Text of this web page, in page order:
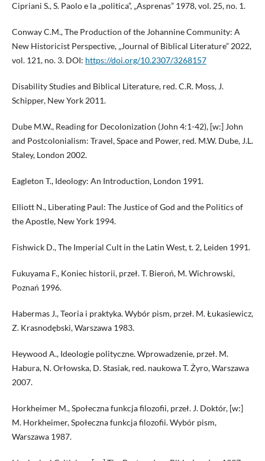
Cipriani S., S. Paolo e la „politica”, „Asprenas” 1978, vol. 25, no. 1.
Conway C.M., The Production of the Johannine Community: A
New Historicist Perspective, „Journal of Biblical Literature” 2022,
vol. 121, no. 3. DOI: https://doi.org/10.2307/3268157
Disability Studies and Biblical Literature, red. C.R. Moss, J.
Schipper, New York 2011.
Dube M.W., Reading for Decolonization (John 4:1-42), [w:] John
and Postcolonialism: Travel, Space and Power, red. M.W. Dube, J.L.
Staley, London 2002.
Eagleton T., Ideology: An Introduction, London 1991.
Elliott N., Liberating Paul: The Justice of God and the Politics of
the Apostle, New York 1994.
Fishwick D., The Imperial Cult in the Latin West, t. 2, Leiden 1991.
Fukuyama F., Koniec historii, przeł. T. Bieroń, M. Wichrowski,
Poznań 1996.
Habermas J., Teoria i praktyka. Wybór pism, przeł. M. Łukasiewicz,
Z. Krasnodębski, Warszawa 1983.
Heywood A., Ideologie polityczne. Wprowadzenie, przeł. M.
Habura, N. Orłowska, D. Stasiak, red. naukowa T. Żyro, Warszawa
2007.
Horkheimer M., Społeczna funkcja filozofii, przeł. J. Doktór, [w:]
M. Horkheimer, Społeczna funkcja filozofii. Wybór pism,
Warszawa 1987.